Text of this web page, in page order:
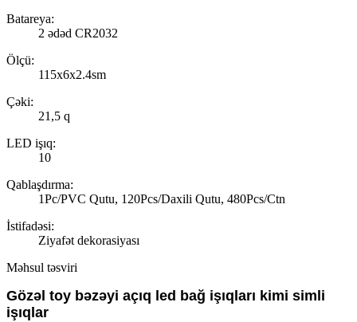
Batareya:
2 ədəd CR2032
Ölçü:
115x6x2.4sm
Çəki:
21,5 q
LED işıq:
10
Qablaşdırma:
1Pc/PVC Qutu, 120Pcs/Daxili Qutu, 480Pcs/Ctn
İstifadəsi:
Ziyafət dekorasiyası
Məhsul təsviri
Gözəl toy bəzəyi açıq led bağ işıqları kimi simli
işıqlar